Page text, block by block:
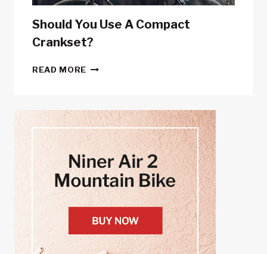
Should You Use A Compact
Crankset?
READ MORE SHOULD
COMPACT
CRANKSET?